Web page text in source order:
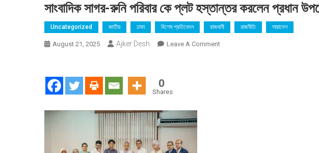
সাংবাদিক সাগর-রুনি পরিবার কে প্লট হস্তান্তর করলেন প্রধান
Uncategorized জাতীয় ঢাকা বিশেষ প্রতিবেদন রাজধানী রাজনীতি সারাদেশ
August 21, 2025 Ajker Desh Leave A CommentOn
0
Shares